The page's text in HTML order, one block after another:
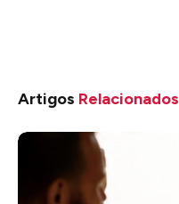
Artigos Relacionados